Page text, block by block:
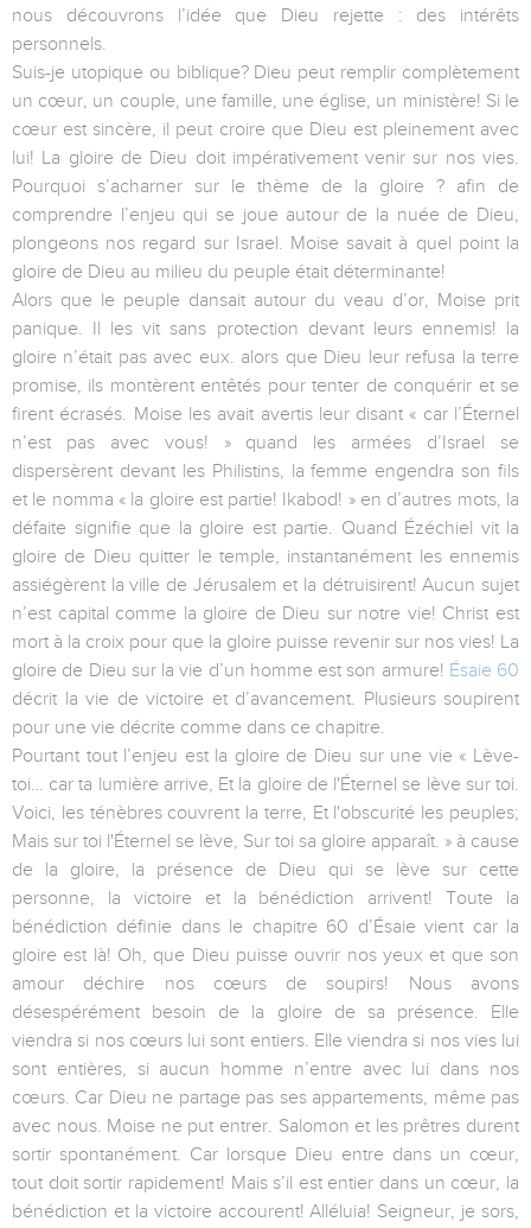
nous découvrons l’idée que Dieu rejette : des intérêts
personnels.
Suis-je utopique ou biblique? Dieu peut remplir complètement
un cœur, un couple, une famille, une église, un ministère! Si le
cœur est sincère, il peut croire que Dieu est pleinement avec
lui! La gloire de Dieu doit impérativement venir sur nos vies.
Pourquoi s’acharner sur le thème de la gloire ? afin de
comprendre l’enjeu qui se joue autour de la nuée de Dieu,
plongeons nos regard sur Israel. Moise savait à quel point la
gloire de Dieu au milieu du peuple était déterminante!
Alors que le peuple dansait autour du veau d’or, Moise prit
panique. Il les vit sans protection devant leurs ennemis! la
gloire n’était pas avec eux. alors que Dieu leur refusa la terre
promise, ils montèrent entêtés pour tenter de conquérir et se
firent écrasés. Moise les avait avertis leur disant « car l’Éternel
n’est pas avec vous! » quand les armées d’Israel se
dispersèrent devant les Philistins, la femme engendra son fils
et le nomma « la gloire est partie! Ikabod! » en d’autres mots, la
défaite signifie que la gloire est partie. Quand Ézéchiel vit la
gloire de Dieu quitter le temple, instantanément les ennemis
assiégèrent la ville de Jérusalem et la détruisirent! Aucun sujet
n’est capital comme la gloire de Dieu sur notre vie! Christ est
mort à la croix pour que la gloire puisse revenir sur nos vies! La
gloire de Dieu sur la vie d’un homme est son armure! Ésaie 60
décrit la vie de victoire et d’avancement. Plusieurs soupirent
pour une vie décrite comme dans ce chapitre.
Pourtant tout l’enjeu est la gloire de Dieu sur une vie « Lève-
toi… car ta lumière arrive, Et la gloire de l'Éternel se lève sur toi.
Voici, les ténèbres couvrent la terre, Et l'obscurité les peuples;
Mais sur toi l'Éternel se lève, Sur toi sa gloire apparaît. » à cause
de la gloire, la présence de Dieu qui se lève sur cette
personne, la victoire et la bénédiction arrivent! Toute la
bénédiction définie dans le chapitre 60 d’Ésaie vient car la
gloire est là! Oh, que Dieu puisse ouvrir nos yeux et que son
amour déchire nos cœurs de soupirs! Nous avons
désespérément besoin de la gloire de sa présence. Elle
viendra si nos cœurs lui sont entiers. Elle viendra si nos vies lui
sont entières, si aucun homme n’entre avec lui dans nos
cœurs. Car Dieu ne partage pas ses appartements, même pas
avec nous. Moise ne put entrer. Salomon et les prêtres durent
sortir spontanément. Car lorsque Dieu entre dans un cœur,
tout doit sortir rapidement! Mais s’il est entier dans un cœur, la
bénédiction et la victoire accourent! Alléluia! Seigneur, je sors,